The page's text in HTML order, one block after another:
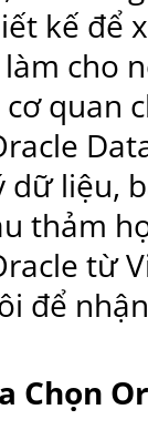
kế để
cho
quan
dữ liệu,
thảm
từ
để
Chọn